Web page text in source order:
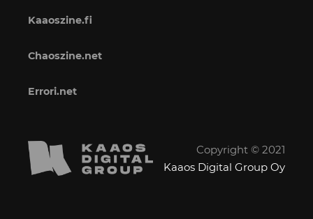
Kaaoszine.fi
Chaoszine.net
Errori.net
Copyright © 2021
Kaaos Digital Group Oy